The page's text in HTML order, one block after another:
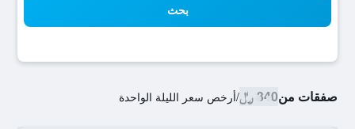
بحث
صفقات من340 ﷼ /أرخص سعر الليلة الواحدة